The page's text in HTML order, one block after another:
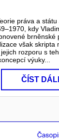
práva a
kdy
brněnské
však skripta
rozporu s
výuky...
ČÍST